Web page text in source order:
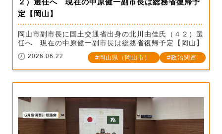
２）選任へ 現在の中原健一副市長は総務省復帰予
定【岡山】
岡山市副市長に国土交通省出身の北川由佳氏（４２）選
任へ 現在の中原健一副市長は総務省復帰予定【岡山】
2026.06.22 岡山県（岡山市） 政治関連